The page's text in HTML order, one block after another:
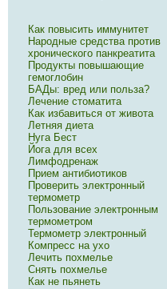
Как повысить иммунитет
Народные средства против
хронического панкреатита
Продукты повышающие
гемоглобин
БАДы: вред или польза?
Лечение стоматита
Как избавиться от живота
Летняя диета
Нуга Бест
Йога для всех
Лимфодренаж
Прием антибиотиков
Проверить электронный
термометр
Пользование электронным
термометром
Термометр электронный
Компресс на ухо
Лечить похмелье
Снять похмелье
Как не пьянеть